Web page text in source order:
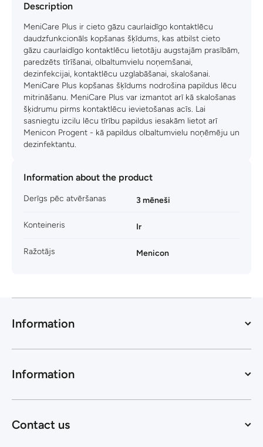
Description
MeniCare Plus ir cieto gāzu caurlaidīgo kontaktlēcu
daudzfunkcionāls kopšanas šķīdums, kas atbilst cieto
gāzu caurlaidīgo kontaktlēcu lietotāju augstajām prasībām,
paredzēts tīrīšanai, olbaltumvielu noņemšanai,
dezinfekcijai, kontaktlēcu uzglabāšanai, skalošanai.
MeniCare Plus kopšanas šķīdums nodrošina papildus lēcu
mitrināšanu. MeniCare Plus var izmantot arī kā skalošanas
šķidrumu pirms kontaktlēcu ievietošanas acīs. Lai
sasniegtu izcilu lēcu tīrību papildus iesakām lietot arī
Menicon Progent - kā papildus olbaltumvielu noņēmēju un
dezinfektantu.
Information about the product
Derīgs pēc atvēršanas 3 mēneši
Konteineris Ir
Ražotājs Menicon
Information
Information
Contact us